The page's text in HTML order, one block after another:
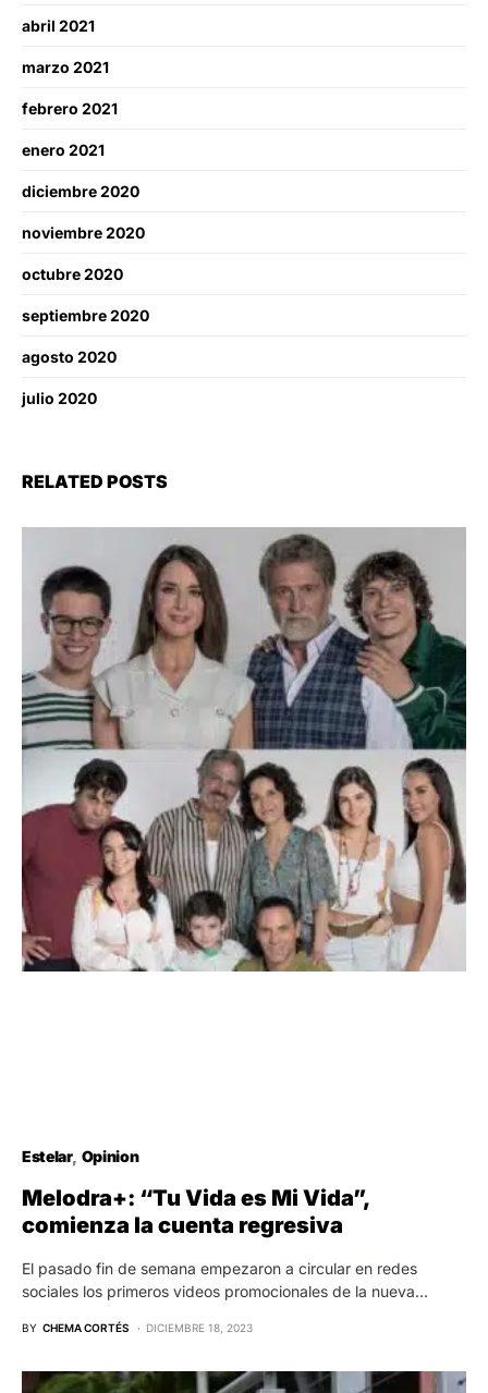
abril 2021
marzo 2021
febrero 2021
enero 2021
diciembre 2020
noviembre 2020
octubre 2020
septiembre 2020
agosto 2020
julio 2020
RELATED POSTS
Estelar Opinion
Melodra+: “Tu Vida es Mi Vida”,
comienza la cuenta regresiva
El pasado fin de semana empezaron a circular en redes
sociales los primeros videos promocionales de la nueva…
BY CHEMA CORTÉS DICIEMBRE 18, 2023